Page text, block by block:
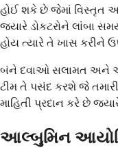
હોઈ શકે છે જેમાં વિસ્તૃત
જ્યારે ડોકટરોને લાંબા
હોય ત્યારે તે ખાસ કરીને
બંને દવાઓ સલામત અને
ટીમ તે પસંદ કરશે જે તમારી
માહિતી પ્રદાન કરે છે
આલ્બુમિન